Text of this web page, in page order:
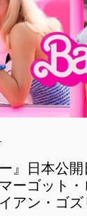
』日本公
ーゴット
アン・ゴ